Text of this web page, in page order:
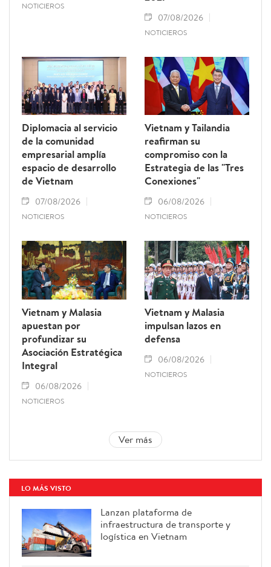
NOTICIEROS
07/08/2026
NOTICIEROS
Diplomacia al servicio
de la comunidad
empresarial amplía
espacio de desarrollo
de Vietnam
07/08/2026
NOTICIEROS
Vietnam y Tailandia
reafirman su
compromiso con la
Estrategia de las "Tres
Conexiones"
06/08/2026
NOTICIEROS
Vietnam y Malasia
apuestan por
profundizar su
Asociación Estratégica
Integral
06/08/2026
NOTICIEROS
Vietnam y Malasia
impulsan lazos en
defensa
06/08/2026
NOTICIEROS
Ver más
LO MÁS VISTO
Lanzan plataforma de
infraestructura de transporte y
logística en Vietnam